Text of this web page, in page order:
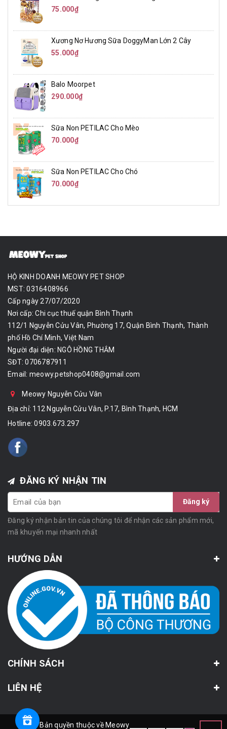
75.000₫
Xương Nơ Hương Sữa DoggyMan Lớn 2 Cây
55.000₫
Balo Moorpet
290.000₫
Sữa Non PETILAC Cho Mèo
70.000₫
Sữa Non PETILAC Cho Chó
70.000₫
HỘ KINH DOANH MEOWY PET SHOP
MST: 0316408966
Cấp ngày 27/07/2020
Nơi cấp: Chi cục thuế quận Bình Thạnh
112/1 Nguyễn Cửu Vân, Phường 17, Quận Bình Thạnh, Thành
phố Hồ Chí Minh, Việt Nam
Người đại diện: NGÔ HỒNG THẮM
SĐT: 0706787911
Email: meowy.petshop0408@gmail.com
Meowy Nguyễn Cửu Vân
Địa chỉ: 112 Nguyễn Cửu Vân, P.17, Bình Thạnh, HCM
Hotline:0903.673.297
ĐĂNG KÝ NHẬN TIN
Đăng ký
Đăng ký nhận bản tin của chúng tôi để nhận các sản phẩm mới,
mã khuyến mại nhanh nhất
HƯỚNG DẪN
CHÍNH SÁCH
LIÊN HỆ
© Bản quyền thuộc về Meowy